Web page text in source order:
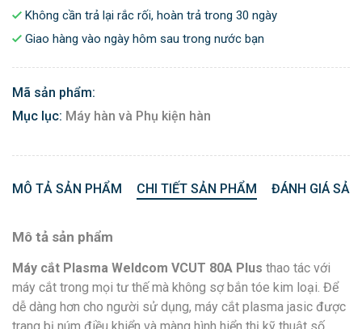
Không cần trả lại rắc rối, hoàn trả trong 30 ngày
Giao hàng vào ngày hôm sau trong nước bạn
Mã sản phẩm:
Mục lục: Máy hàn và Phụ kiện hàn
MÔ TẢ SẢN PHẨM CHI TIẾT SẢN PHẨM ĐÁNH GIÁ
Mô tả sản phẩm
Máy cắt Plasma Weldcom VCUT 80A Plus thao tác với
máy cắt trong mọi tư thế mà không sợ bắn tóe kim loại. Để
dễ dàng hơn cho người sử dụng, máy cắt plasma jasic được